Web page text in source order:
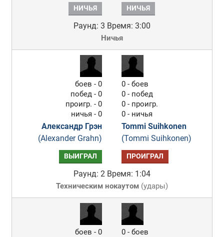
НИЧЬЯ НИЧЬЯ
Раунд: 3 Время: 3:00
Ничья
боев - 0
побед - 0
проигр. - 0
ничья - 0
Александр Грэн
(Alexander Grahn)
0 - боев
0 - побед
0 - проигр.
0 - ничья
Tommi Suihkonen
(Tommi Suihkonen)
ВЫИГРАЛ ПРОИГРАЛ
Раунд: 2 Время: 1:04
Техническим нокаутом(удары)
боев - 0
0 - боев